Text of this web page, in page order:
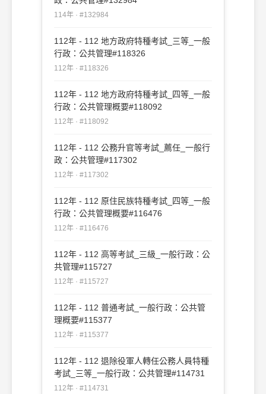
114年 · #132984
112年 - 112 地方政府特種考試_三等_一般
行政：公共管理#118326
112年 · #118326
112年 - 112 地方政府特種考試_四等_一般
行政：公共管理概要#118092
112年 · #118092
112年 - 112 公務升官等考試_薦任_一般行
政：公共管理#117302
112年 · #117302
112年 - 112 原住民族特種考試_四等_一般
行政：公共管理概要#116476
112年 · #116476
112年 - 112 高等考試_三級_一般行政：公
共管理#115727
112年 · #115727
112年 - 112 普通考試_一般行政：公共管
理概要#115377
112年 · #115377
112年 - 112 退除役軍人轉任公務人員特種
考試_三等_一般行政：公共管理#114731
112年 · #114731